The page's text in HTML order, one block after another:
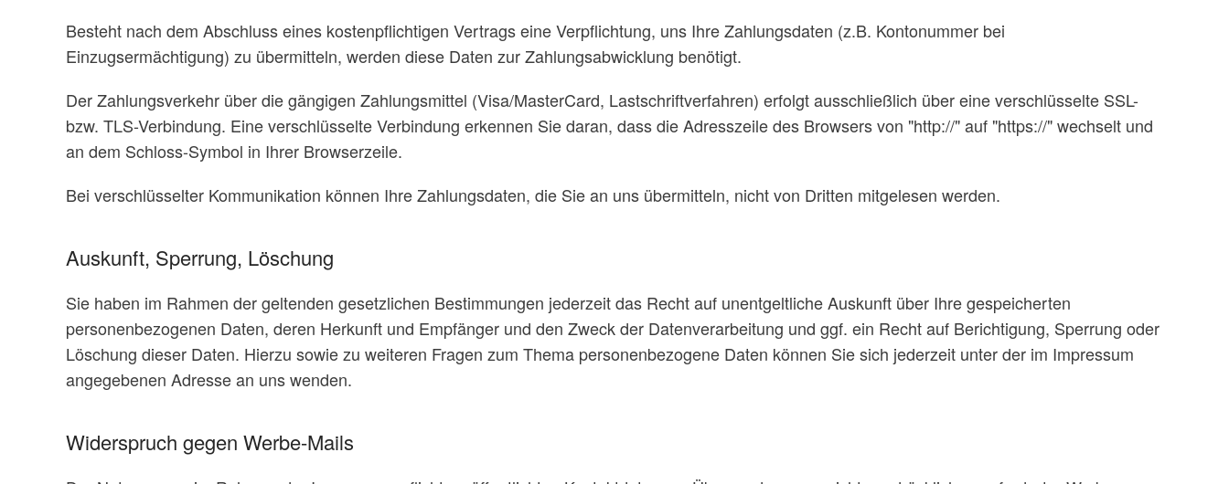
Besteht nach dem Abschluss eines kostenpflichtigen Vertrags eine Verpflichtung, uns Ihre Zahlungsdaten (z.B. Kontonummer bei
Einzugsermächtigung) zu übermitteln, werden diese Daten zur Zahlungsabwicklung benötigt.
Der Zahlungsverkehr über die gängigen Zahlungsmittel (Visa/MasterCard, Lastschriftverfahren) erfolgt ausschließlich über eine verschlüsselte SSL-
bzw. TLS-Verbindung. Eine verschlüsselte Verbindung erkennen Sie daran, dass die Adresszeile des Browsers von "http://" auf "https://" wechselt und
an dem Schloss-Symbol in Ihrer Browserzeile.
Bei verschlüsselter Kommunikation können Ihre Zahlungsdaten, die Sie an uns übermitteln, nicht von Dritten mitgelesen werden.
Auskunft, Sperrung, Löschung
Sie haben im Rahmen der geltenden gesetzlichen Bestimmungen jederzeit das Recht auf unentgeltliche Auskunft über Ihre gespeicherten
personenbezogenen Daten, deren Herkunft und Empfänger und den Zweck der Datenverarbeitung und ggf. ein Recht auf Berichtigung, Sperrung oder
Löschung dieser Daten. Hierzu sowie zu weiteren Fragen zum Thema personenbezogene Daten können Sie sich jederzeit unter der im Impressum
angegebenen Adresse an uns wenden.
Widerspruch gegen Werbe-Mails